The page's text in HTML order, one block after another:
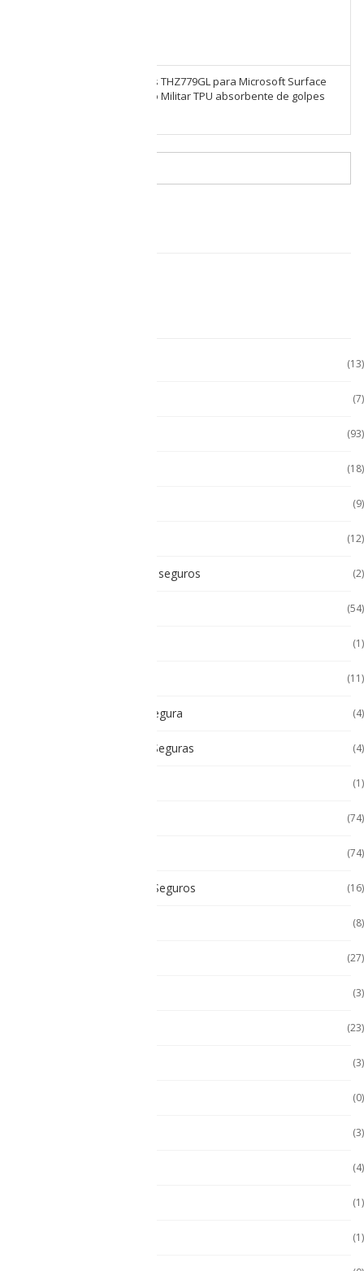
Funda Case Protect Targus THZ779GL para Microsoft Surface
Go , Go 2, Go 3 y DO Grado Militar TPU absorbente de golpes
(13)
(7)
(93)
(18)
(9)
(12)
Accesorios Intrínsicamente seguros (2)
(54)
(1)
(11)
Cámara Intrínsecamente Segura (4)
Cámaras Intrínsecamente Seguras (4)
(1)
(74)
(74)
Celulares Intrínsecamente Seguros (16)
(8)
(27)
(3)
(23)
(3)
(0)
(3)
(4)
(1)
(1)